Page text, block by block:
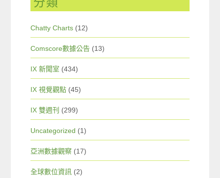
Chatty Charts (12)
Comscore數據公告 (13)
IX 新聞室 (434)
IX 視覺觀點 (45)
IX 雙週刊 (299)
Uncategorized (1)
亞洲數據觀察 (17)
全球數位資訊 (2)